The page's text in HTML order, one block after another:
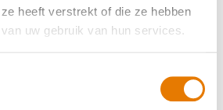
heeft verstrekt of die ze hebben
uw gebruik van hun services.